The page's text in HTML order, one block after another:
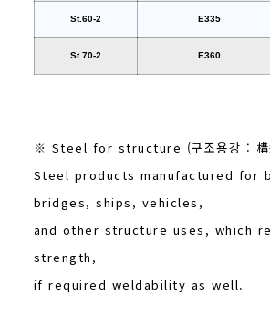
St.60-2 E335
St.70-2 E360
※ Steel for structure (구조용강 : 構
Steel products manufactured for
bridges, ships, vehicles,
and other structure uses, which
strength,
if required weldability as well.